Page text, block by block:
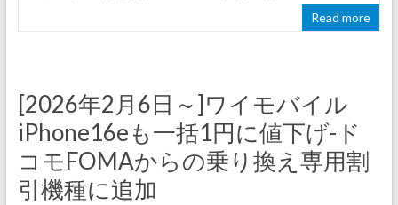
Read more
[2026年2月6日～]ワイモバイル
iPhone16eも一括1円に値下げ-ド
コモFOMAからの乗り換え専用割
引機種に追加